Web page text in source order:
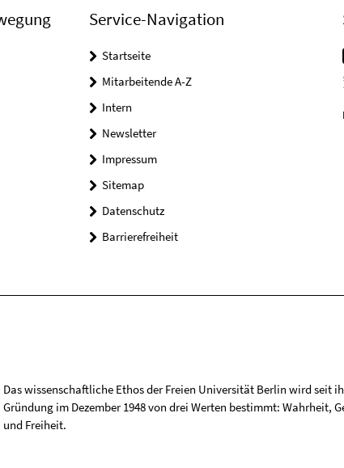
Service-Navigation
Startseite
Mitarbeitende A-Z
Intern
Newsletter
Impressum
Sitemap
Datenschutz
Barrierefreiheit
Das wissenschaftliche Ethos der Freien Universität Berlin wird seit
Gründung im Dezember 1948 von drei Werten bestimmt: Wahrheit,
und Freiheit.